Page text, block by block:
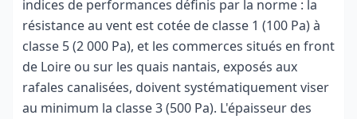
indices de performances définis par la norme : la
résistance au vent est cotée de classe 1 (100 Pa) à
classe 5 (2 000 Pa), et les commerces situés en front
de Loire ou sur les quais nantais, exposés aux
rafales canalisées, doivent systématiquement viser
au minimum la classe 3 (500 Pa). L'épaisseur des